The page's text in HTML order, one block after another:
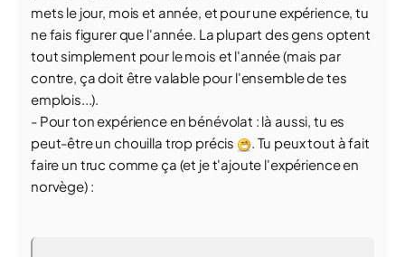
mets le jour, mois et année, et pour une expérience, tu
ne fais figurer que l'année. La plupart des gens optent
tout simplement pour le mois et l'année (mais par
contre, ça doit être valable pour l'ensemble de tes
emplois...).
- Pour ton expérience en bénévolat : là aussi, tu es
peut-être un chouilla trop précis
. Tu peux tout à fait
faire un truc comme ça (et je t'ajoute l'expérience en
norvège) :